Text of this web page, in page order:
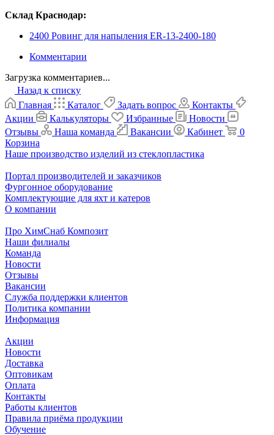
Склад Краснодар:
2400 Ровинг для напыления ER-13-2400-180
Комментарии
Загрузка комментариев...
Назад к списку
Главная
Каталог Задать вопрос
Контакты
Акции
Калькуляторы Избранные
Новости
Отзывы
Наша команда Вакансии Кабинет
0
Корзина
Наше производство изделий из стеклопластика
Портал производителей и заказчиков
Фургонное оборудование
Комплектующие для яхт и катеров
О компании
Про ХимСнаб Композит
Наши филиалы
Команда
Новости
Отзывы
Вакансии
Служба поддержки клиентов
Политика компании
Информация
Акции
Новости
Доставка
Оптовикам
Оплата
Контакты
Работы клиентов
Правила приёма продукции
Обучение